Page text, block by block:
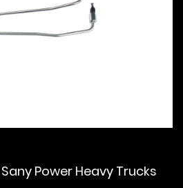
Power Heavy Trucks